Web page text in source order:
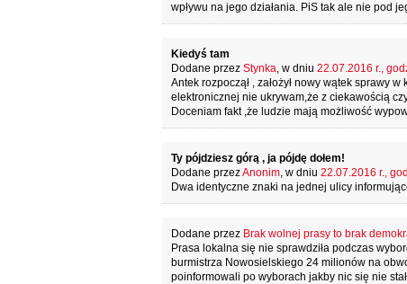
wpływu na jego działania. PiS tak ale nie pod
Kiedyś tam
Dodane przez Stynka, w dniu 22.07.2016 r.,
Antek rozpoczął , założył nowy wątek sprawy
elektronicznej nie ukrywam,że z ciekawością
Doceniam fakt ,że ludzie mają możliwość
Ty pójdziesz górą , ja pójdę dołem!
Dodane przezAnonim, w dniu 22.07.2016 r.,
Dwa identyczne znaki na jednej ulicy
Dodane przez Brak wolnej prasy to brak
Prasa lokalna się nie sprawdziła podczas
burmistrza Nowosielskiego 24 milionów na
poinformowali po wyborach jakby nic się nie